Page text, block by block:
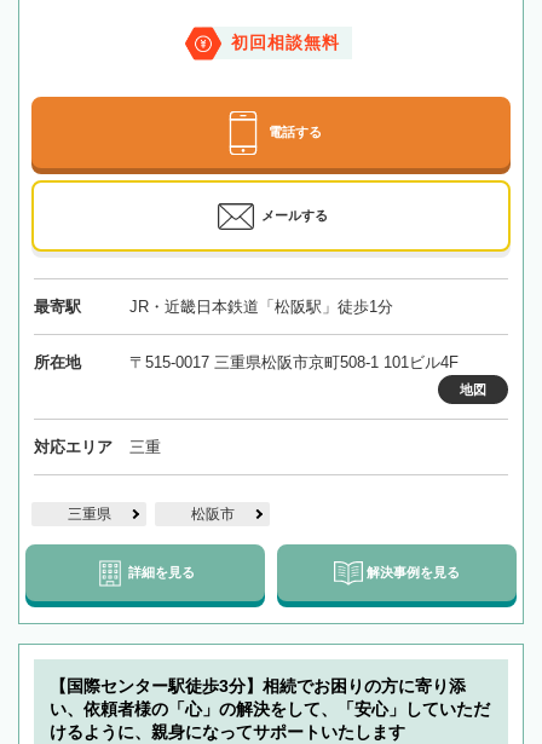
初回相談無料
電話する
メールする
最寄駅 JR・近畿日本鉄道「松阪駅」徒歩1分
所在地 〒515-0017 三重県松阪市京町508-1 101ビル4F
地図
対応エリア 三重
三重県 松阪市
詳細を見る 解決事例を見る
【国際センター駅徒歩3分】相続でお困りの方に寄り添
い、依頼者様の「心」の解決をして、「安心」していただ
けるように、親身になってサポートいたします